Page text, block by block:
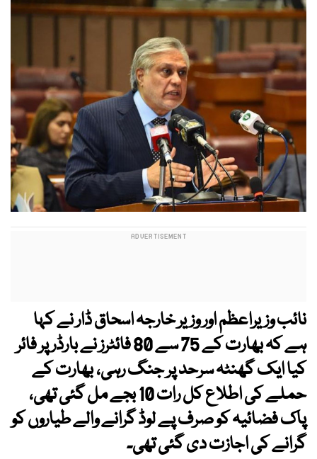
نائب وزیراعظم اور وزیر خارجہ اسحاق ڈار نے کہا
ہے کہ بھارت کے 75 سے 80 فائٹرز نے بارڈر پر فائر
کیا ایک گھنٹہ سرحد پر جنگ رہی، بھارت کے
حملے کی اطلاع کل رات 10 بجے مل گئی تھی،
پاک فضائیہ کو صرف پے لوڈ گرانے والے طیاروں کو
گرانے کی اجازت دی گئی تھی۔